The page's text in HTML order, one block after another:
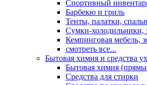
Спортивный
Барбекю и гриль
Тенты, палатки,
Сумки-холодильники,
Кемпинговая мебель,
смотреть все...
Бытовая химия и средства
Бытовая химия
Средства для стирки